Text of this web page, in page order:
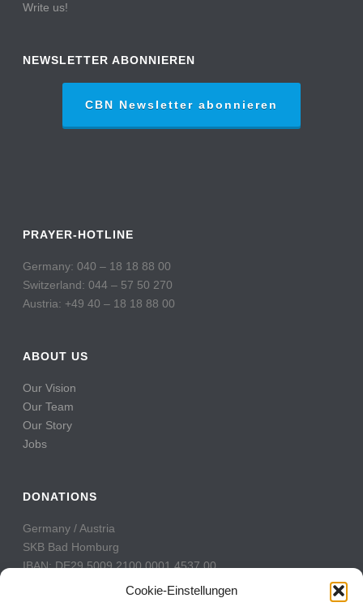
Cookie-Einstellungen
Write us!
NEWSLETTER ABONNIEREN
CBN Newsletter abonnieren
PRAYER-HOTLINE
Germany: 040 – 18 18 88 00
Switzerland: 044 – 57 50 270
Austria: +49 40 – 18 18 88 00
ABOUT US
Our Vision
Our Team
Our Story
Jobs
DONATIONS
Germany / Austria
SKB Bad Homburg
IBAN: DE29 5009 2100 0001 4537 00
BIC: GENODE51BH2